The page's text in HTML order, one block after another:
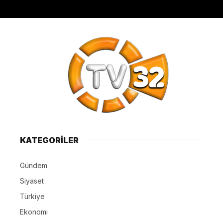
KATEGORİLER
Gündem
Siyaset
Türkiye
Ekonomi